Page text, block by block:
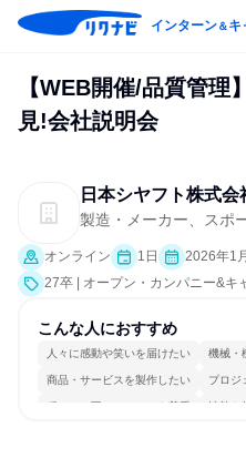
インターン＆キ
【WEB開催/品質管理
見!会社説明会
日本シヤフト株式会
製造・メーカー、スポ
オンライン 1日
2026年1月
27卒 | オープン・カンパニー&キ
こんな人におすすめ
人々に感動や笑いを届けたい 機械・
商品・サービスを製作したい プロジ
穏やかで互いのペースを尊重 情熱を